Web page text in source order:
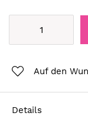
Auf den
Details